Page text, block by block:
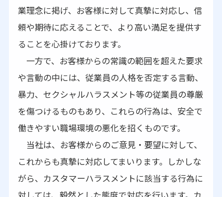
業理念に掲げ、お客様に対して真摯に対応し、信
頼や期待に応えることで、より高い満足を提供す
ることを心掛けております。
一方で、お客様からの常識の範囲を超えた要求
や言動の中には、従業員の人格を否定する言動、
暴力、セクシャルハラスメント等の従業員の尊厳
を傷つけるものもあり、これらの行為は、安全で
働きやすい職場環境の悪化を招くものです。
当社は、お客様からのご意見・要望に対して、
これからも真摯に対応してまいります。しかしな
がら、カスタマーハラスメントに該当する行為に